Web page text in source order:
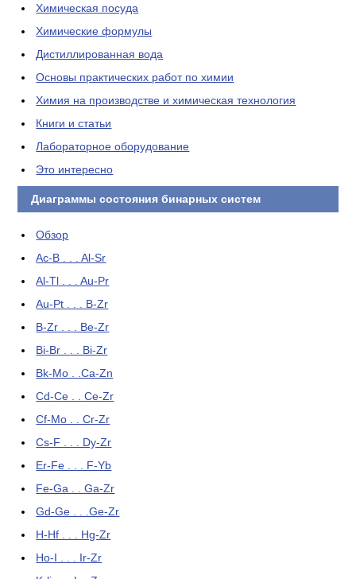
Химическая посуда
Химические формулы
Дистиллированная вода
Основы практических работ по химии
Химия на производстве и химическая технология
Книги и статьи
Лабораторное оборудование
Это интересно
Диаграммы состояния бинарных систем
Обзор
Ac-B . . . Al-Sr
Al-Tl . . . Au-Pr
Au-Pt . . . B-Zr
B-Zr . . . Be-Zr
Bi-Br . . . Bi-Zr
Bk-Mo . .Ca-Zn
Cd-Ce . . Ce-Zr
Cf-Mo . . Cr-Zr
Cs-F . . . Dy-Zr
Er-Fe . . . F-Yb
Fe-Ga . . Ga-Zr
Gd-Ge . . .Ge-Zr
H-Hf . . . Hg-Zr
Ho-I . . . Ir-Zr